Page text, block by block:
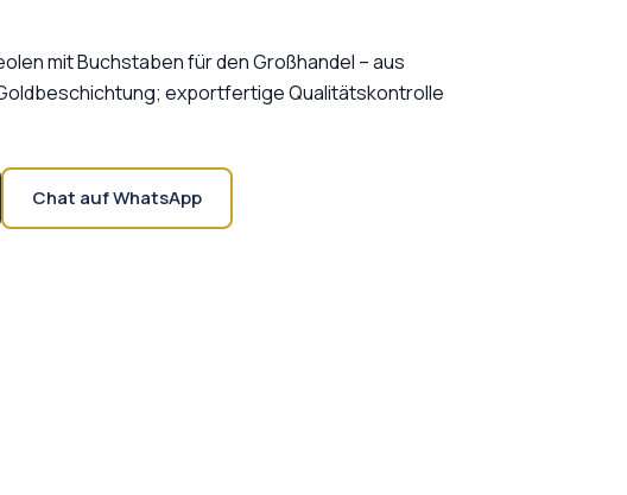
mit Buchstaben für den Großhandel – aus
exportfertige Qualitätskontrolle
Chat auf WhatsApp